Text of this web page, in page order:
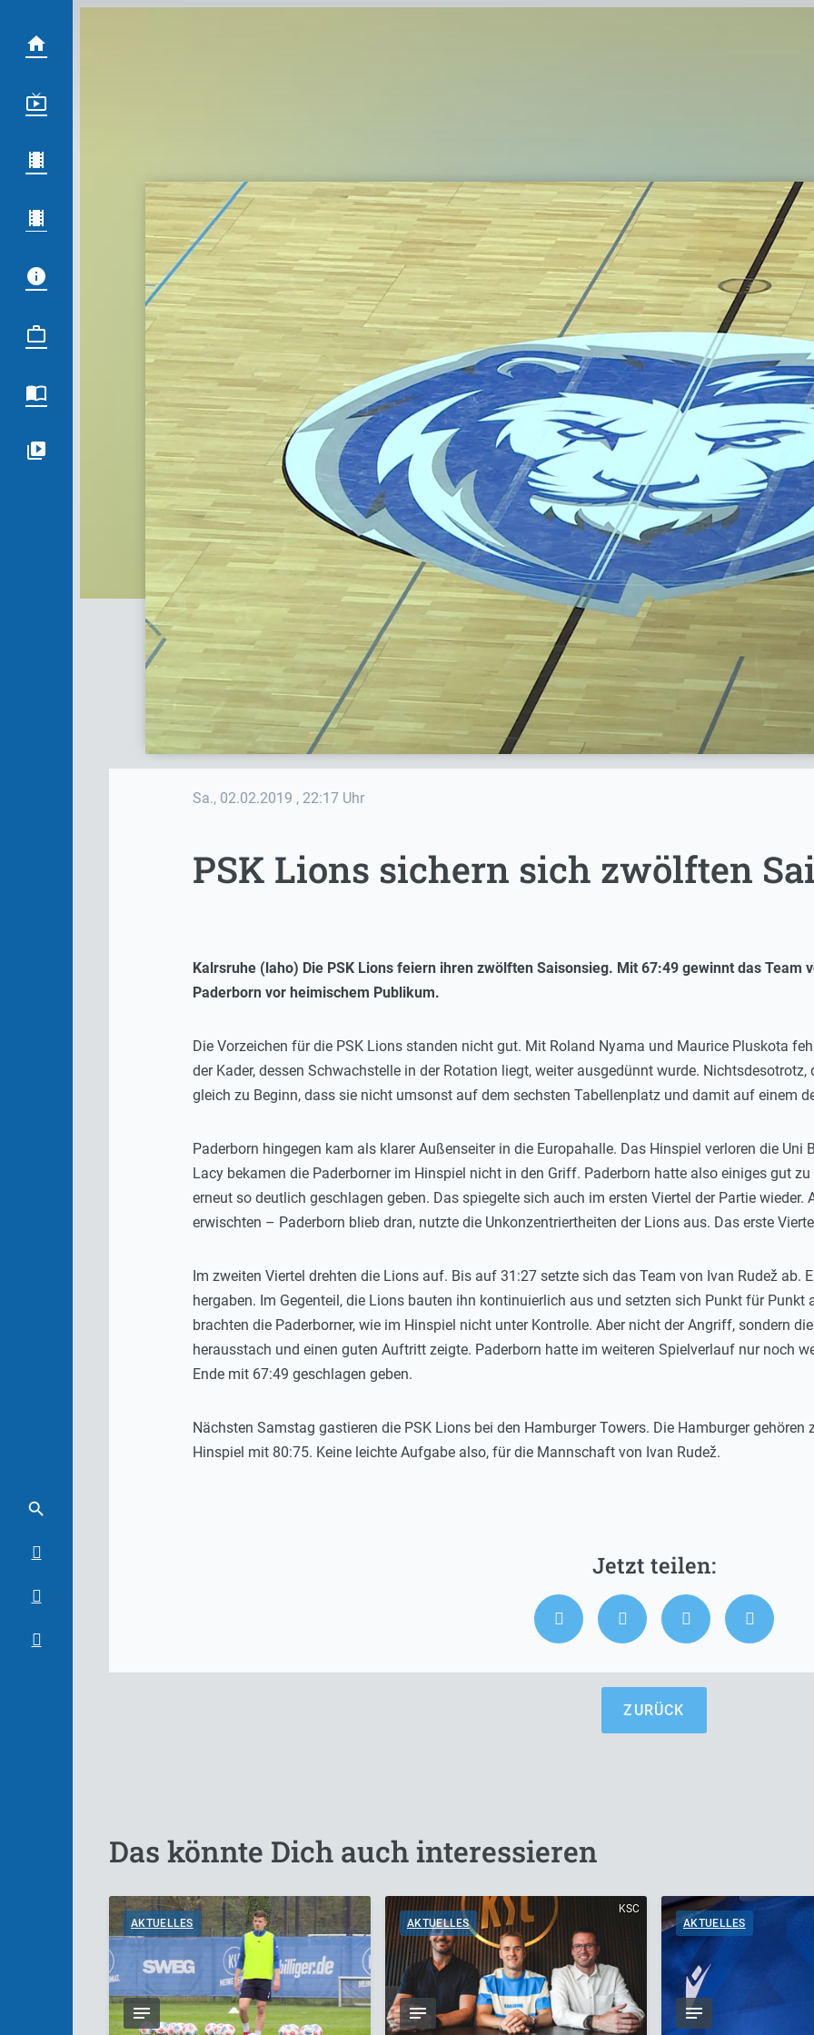
Sa., 02.02.2019 , 22:17 Uhr
PSK Lions sichern sich zwölften
Kalrsruhe (laho) Die PSK Lions feiern ihren zwölften Saisonsieg. Mit 67:49 gewinnt das Team
Paderborn vor heimischem Publikum.
Die Vorzeichen für die PSK Lions standen nicht gut. Mit Roland Nyama und Maurice Pluskota
der Kader, dessen Schwachstelle in der Rotation liegt, weiter ausgedünnt wurde.
gleich zu Beginn, dass sie nicht umsonst auf dem sechsten Tabellenplatz und damit auf einem
Paderborn hingegen kam als klarer Außenseiter in die Europahalle. Das Hinspiel verloren die
Lacy bekamen die Paderborner im Hinspiel nicht in den Griff. Paderborn hatte also einiges gut
erneut so deutlich geschlagen geben. Das spiegelte sich auch im ersten Viertel der Partie wieder.
erwischten – Paderborn blieb dran, nutzte die Unkonzentriertheiten der Lions aus. Das erste
Im zweiten Viertel drehten die Lions auf. Bis auf 31:27 setzte sich das Team von Ivan Rudež ab.
hergaben. Im Gegenteil, die Lions bauten ihn kontinuierlich aus und setzten sich Punkt für Punkt
brachten die Paderborner, wie im Hinspiel nicht unter Kontrolle. Aber nicht der Angriff, sondern
herausstach und einen guten Auftritt zeigte. Paderborn hatte im weiteren Spielverlauf nur noch
Ende mit 67:49 geschlagen geben.
Nächsten Samstag gastieren die PSK Lions bei den Hamburger Towers. Die Hamburger gehören
Hinspiel mit 80:75. Keine leichte Aufgabe also, für die Mannschaft von Ivan Rudež.
ZURÜCK
Das könnte Dich auch interessieren
AKTUELLES
KSC
AKTUELLES
AKTUELLES